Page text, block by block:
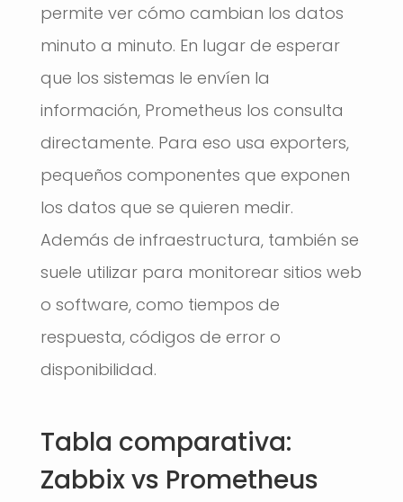
permite ver cómo cambian los datos
minuto a minuto. En lugar de esperar
que los sistemas le envíen la
información, Prometheus los consulta
directamente. Para eso usa exporters,
pequeños componentes que exponen
los datos que se quieren medir.
Además de infraestructura, también se
suele utilizar para monitorear sitios web
o software, como tiempos de
respuesta, códigos de error o
disponibilidad.
Tabla comparativa:
Zabbix vs Prometheus